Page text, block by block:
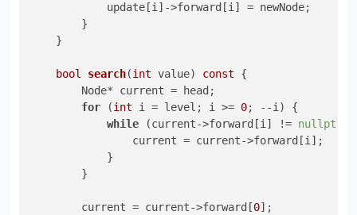
update[i]->forward[i] = newNode;
}
}
bool search(int value) const
{
Node* current = head;
for (int i = level; i >= 0; --i) {
while (current->forward[i] != nullptr
current = current->forward[i];
}
}
current = current->forward[0];